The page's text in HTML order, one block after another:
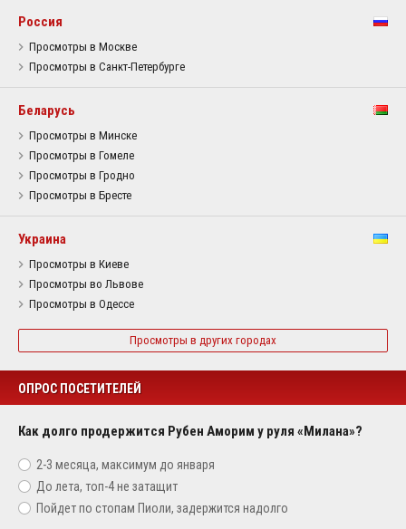
Россия
Просмотры в Москве
Просмотры в Санкт-Петербурге
Беларусь
Просмотры в Минске
Просмотры в Гомеле
Просмотры в Гродно
Просмотры в Бресте
Украина
Просмотры в Киеве
Просмотры во Львове
Просмотры в Одессе
Просмотры в других городах
ОПРОС ПОСЕТИТЕЛЕЙ
Как долго продержится Рубен Аморим у руля «Милана»?
2-3 месяца, максимум до января
До лета, топ-4 не затащит
Пойдет по стопам Пиоли, задержится надолго